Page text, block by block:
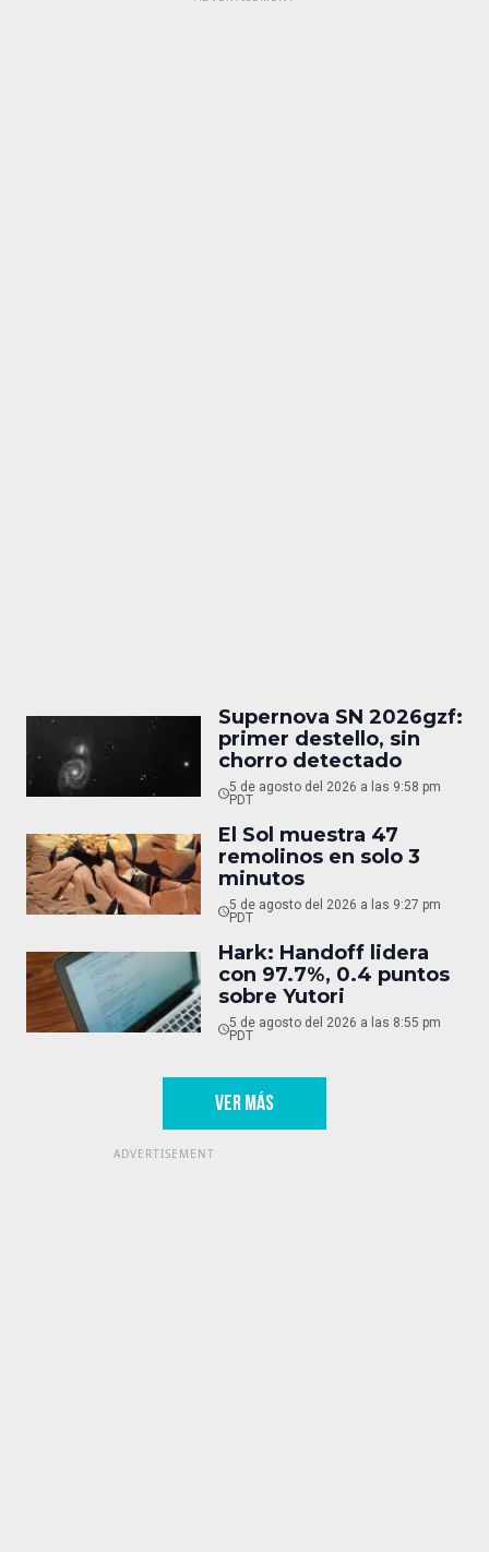
Supernova SN 2026gzf:
primer destello, sin
chorro detectado
5 de agosto del 2026 a las 9:58 pm
PDT
El Sol muestra 47
remolinos en solo 3
minutos
5 de agosto del 2026 a las 9:27 pm
PDT
Hark: Handoff lidera
con 97.7%, 0.4 puntos
sobre Yutori
5 de agosto del 2026 a las 8:55 pm
PDT
VER MÁS